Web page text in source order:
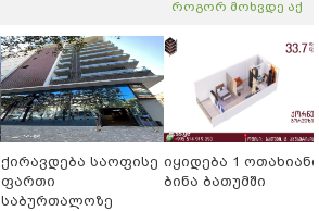
როგორ მოხვდე აქ
ქირავდება საოფისე
ფართი
საბურთალოზე
იყიდება 1 ოთახიანი
ბინა ბათუმში